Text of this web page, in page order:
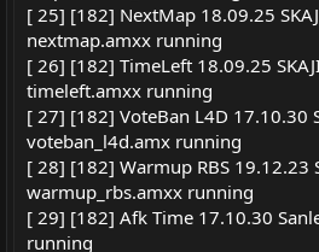
[ 25] [182] NextMap 18.09.25
nextmap.amxx running
[ 26] [182] TimeLeft 18.09.25
timeleft.amxx running
[ 27] [182] VoteBan L4D 17.10.30
voteban_l4d.amx running
[ 28] [182] Warmup RBS 19.12.23
warmup_rbs.amxx running
[ 29] [182] Afk Time 17.10.30
running